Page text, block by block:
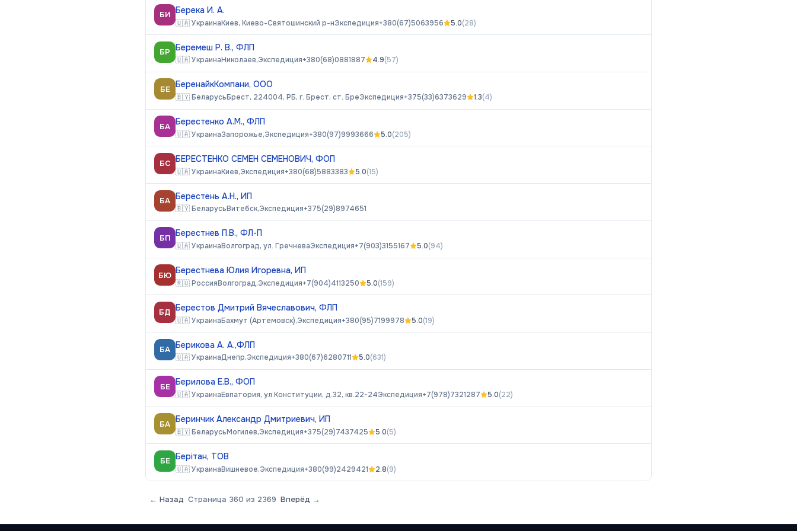
БИ Берека И. А.
🇺🇦УкраинаКиев, Киево-Святошинский р-нЭкспедиция+380(67)5063956 5.0(28)
БР Беремеш Р. В., ФЛП
🇺🇦УкраинаНиколаев,Экспедиция+380(68)0881887 4.9(57)
БЕ БеренайкКомпани, ООО
🇧🇾БеларусьБрест, 224004, РБ, г. Брест, ст. БреЭкспедиция+375(33)6373629 1.3(4)
БА Берестенко А.М., ФЛП
🇺🇦УкраинаЗапорожье,Экспедиция+380(97)9993666 5.0(205)
БС БЕРЕСТЕНКО СЕМЕН СЕМЕНОВИЧ, ФОП
🇺🇦УкраинаКиев,Экспедиция+380(68)5883383 5.0(15)
БА Берестень А.Н., ИП
🇧🇾БеларусьВитебск,Экспедиция+375(29)8974651
БП Берестнев П.В., ФЛ-П
🇺🇦УкраинаВолгоград, ул. ГречневаЭкспедиция+7(903)3155167 5.0(94)
БЮ Берестнева Юлия Игоревна, ИП
🇷🇺РоссияВолгоград,Экспедиция+7(904)4113250 5.0(159)
БД Берестов Дмитрий Вячеславович, ФЛП
🇺🇦УкраинаБахмут (Артемовск),Экспедиция+380(95)7199978 5.0(19)
БА Берикова А. А.,ФЛП
🇺🇦УкраинаДнепр,Экспедиция+380(67)6280711 5.0(631)
БЕ Берилова Е.В., ФОП
🇺🇦УкраинаЕвпатория, ул.Конституции, д.32, кв.22-24Экспедиция+7(978)7321287 5.0(22)
БА Беринчик Александр Дмитриевич, ИП
🇧🇾БеларусьМогилев,Экспедиция+375(29)7437425 5.0(5)
БЕ Берітан, ТОВ
🇺🇦УкраинаВишневое,Экспедиция+380(99)2429421 2.8(9)
← Назад Страница 360 из 2369 Вперёд →